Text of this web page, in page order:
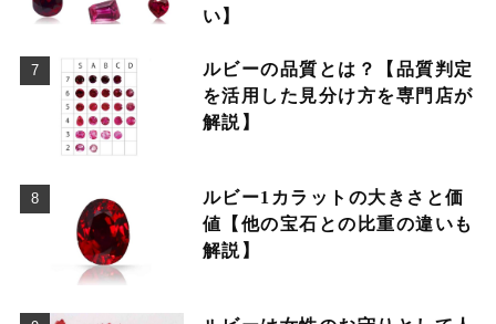
い】
ルビーの品質とは？【品質判定
を活用した見分け方を専門店が
解説】
ルビー1カラットの大きさと価
値【他の宝石との比重の違いも
解説】